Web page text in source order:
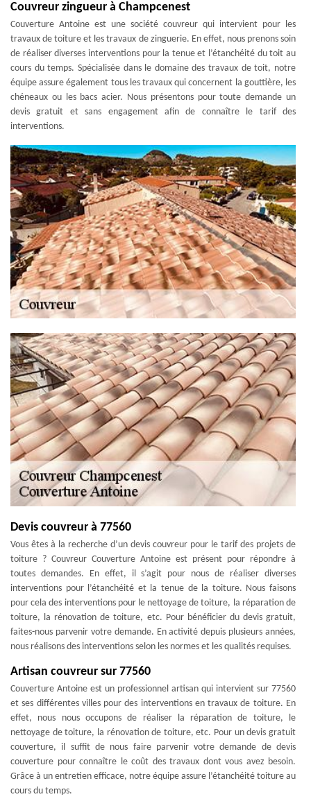
Couvreur zingueur à Champcenest
Couverture Antoine est une société couvreur qui intervient pour les
travaux de toiture et les travaux de zinguerie. En effet, nous prenons soin
de réaliser diverses interventions pour la tenue et l’étanchéité du toit au
cours du temps. Spécialisée dans le domaine des travaux de toit, notre
équipe assure également tous les travaux qui concernent la gouttière, les
chéneaux ou les bacs acier. Nous présentons pour toute demande un
devis gratuit et sans engagement afin de connaître le tarif des
interventions.
Devis couvreur à 77560
Vous êtes à la recherche d’un devis couvreur pour le tarif des projets de
toiture ? Couvreur Couverture Antoine est présent pour répondre à
toutes demandes. En effet, il s’agit pour nous de réaliser diverses
interventions pour l’étanchéité et la tenue de la toiture. Nous faisons
pour cela des interventions pour le nettoyage de toiture, la réparation de
toiture, la rénovation de toiture, etc. Pour bénéficier du devis gratuit,
faites-nous parvenir votre demande. En activité depuis plusieurs années,
nous réalisons des interventions selon les normes et les qualités requises.
Artisan couvreur sur 77560
Couverture Antoine est un professionnel artisan qui intervient sur 77560
et ses différentes villes pour des interventions en travaux de toiture. En
effet, nous nous occupons de réaliser la réparation de toiture, le
nettoyage de toiture, la rénovation de toiture, etc. Pour un devis gratuit
couverture, il suffit de nous faire parvenir votre demande de devis
couverture pour connaître le coût des travaux dont vous avez besoin.
Grâce à un entretien efficace, notre équipe assure l’étanchéité toiture au
cours du temps.